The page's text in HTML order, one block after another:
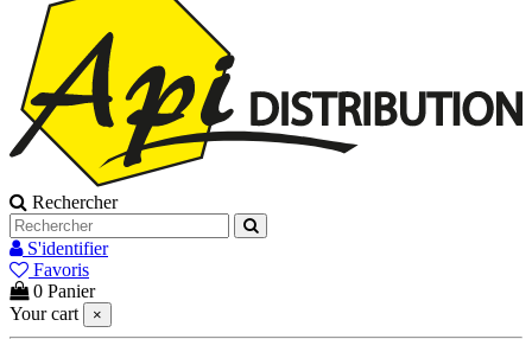
Rechercher
S'identifier
Favoris
0 Panier
Your cart
×